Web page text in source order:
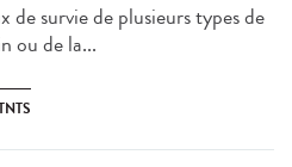
de survie de plusieurs types de
ou de la...